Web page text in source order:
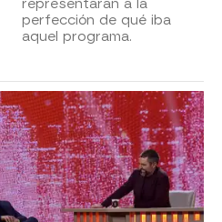
representaran a la
perfección de qué iba
aquel programa.